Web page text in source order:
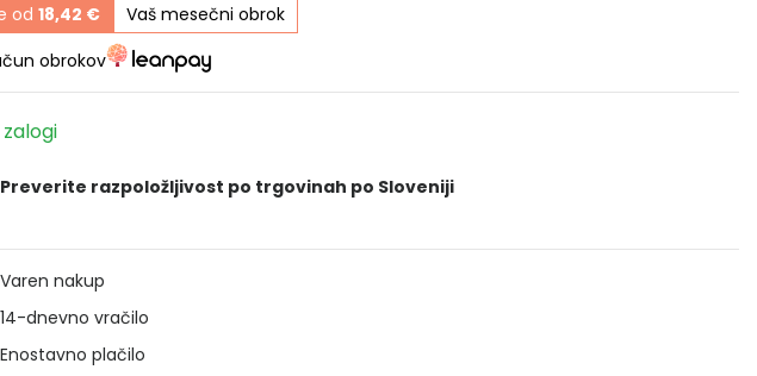
od 18,42 €
Vaš mesečni obrok
obrokov
zalogi
Preverite razpoložljivost po trgovinah po Sloveniji
Varen nakup
14-dnevno vračilo
Enostavno plačilo